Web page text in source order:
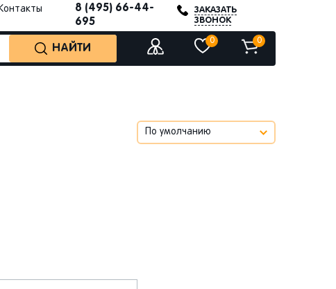
8 (495) 66-44-
695
ЗАКАЗАТЬ
ЗВОНОК
НАЙТИ
0 0